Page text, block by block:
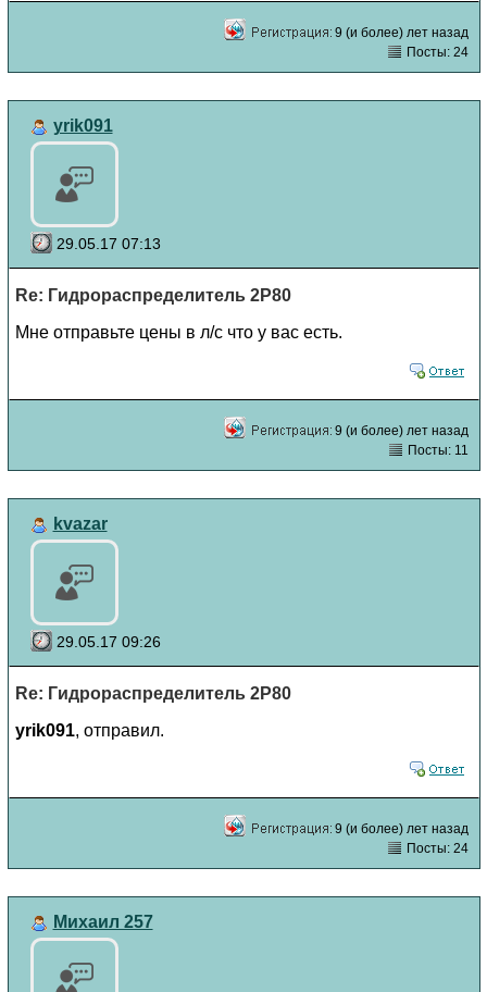
9 (и более) лет назад
Посты: 24
yrik091
29.05.17 07:13
Re: Гидрораспределитель 2Р80
Мне отправьте цены в л/с что у вас есть.
9 (и более) лет назад
Посты: 11
kvazar
29.05.17 09:26
Re: Гидрораспределитель 2Р80
yrik091, отправил.
9 (и более) лет назад
Посты: 24
Михаил 257